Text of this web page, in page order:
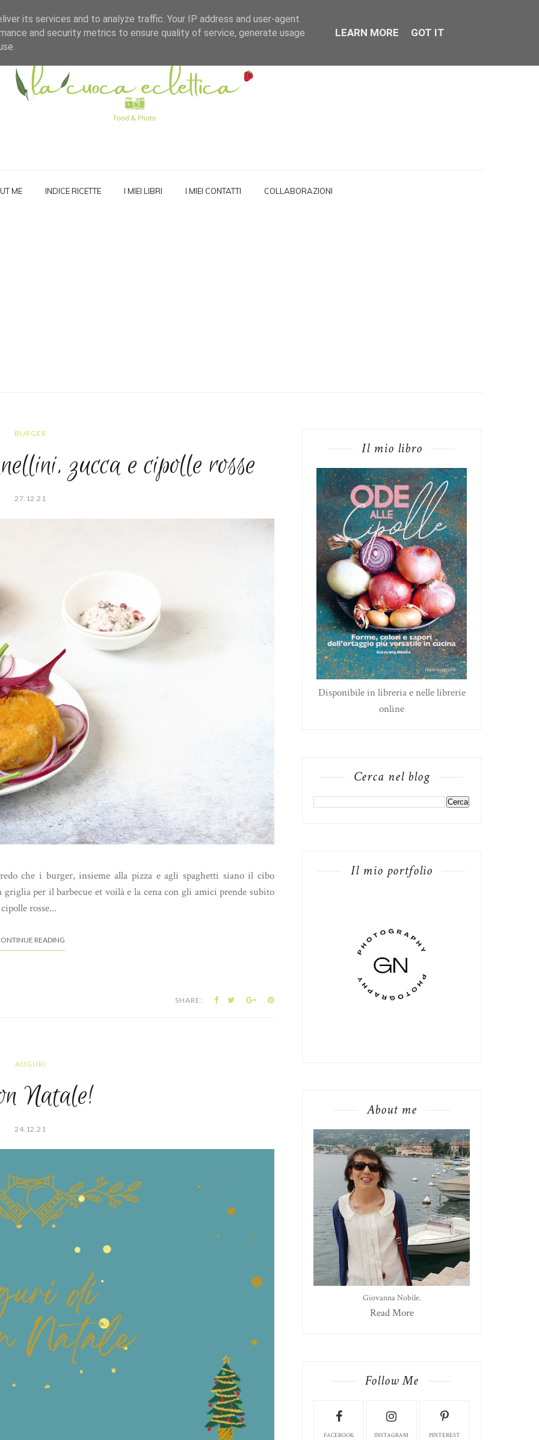
ME INDICE RICETTE I MIEI LIBRI I MIEI CONTATTI COLLABORAZIONI
BURGER
zucca e cipolle rosse
27.12.21
che i burger, insieme alla pizza e agli spaghetti siano il cibo
griglia per il barbecue et voilà e la cena con gli amici prende subito
rosse...
READING
SHARE:
AUGURI
Natale!
24.12.21
Il mio libro
Disponibile in libreria e nelle librerie
online
Cerca nel blog
Il mio portfolio
About me
Giovanna Nobile.
Read More
Follow Me
FACEBOOK INSTAGRAM PINTEREST
its services and to analyze traffic. Your IP address and user-agent
and security metrics to ensure quality of service, generate usage
LEARN MORE GOT IT